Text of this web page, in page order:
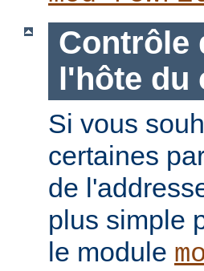
Contrôle
l'hôte du
Si vous
certaines
de
plus simple
le module